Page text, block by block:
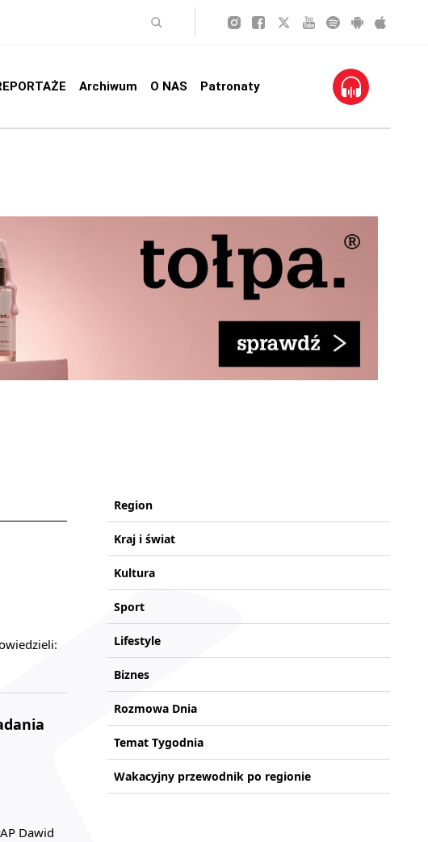
Archiwum O NAS Patronaty
Dawid
Region
Kraj i świat
Kultura
Sport
Lifestyle
Biznes
Rozmowa Dnia
Temat Tygodnia
Wakacyjny przewodnik po regionie